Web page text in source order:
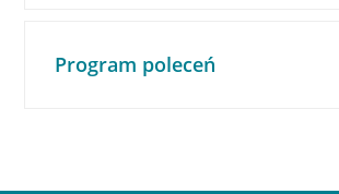
Program poleceń